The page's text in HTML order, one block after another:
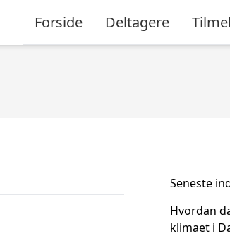
Forside Deltagere
Seneste
Hvordan
klimaet i